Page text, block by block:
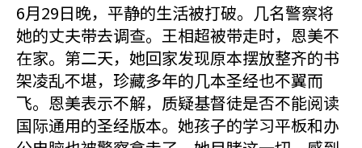
6月29日晚，平静的生活被打破。几名警察将
她的丈夫带去调查。王相超被带走时，恩美不
在家。第二天，她回家发现原本摆放整齐的书
架凌乱不堪，珍藏多年的几本圣经也不翼而
飞。恩美表示不解，质疑基督徒是否不能阅读
国际通用的圣经版本。她孩子的学习平板和办